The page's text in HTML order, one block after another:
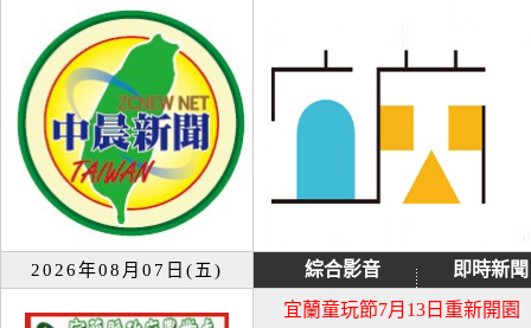
2026年08月07日(五) 綜合影音
即時新聞
宜蘭童玩節7月13日重新開園